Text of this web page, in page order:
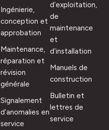
Ingénierie,
conception et
approbation
Maintenance,
réparation et
révision
générale
Signalement
d’anomalies en
service
d’exploitation,
de
maintenance
et
d’installation
Manuels de
construction
Bulletin et
lettres de
service